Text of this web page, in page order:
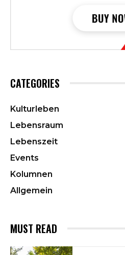
CATEGORIES
Kulturleben
Lebensraum
Lebenszeit
Events
Kolumnen
Allgemein
MUST READ